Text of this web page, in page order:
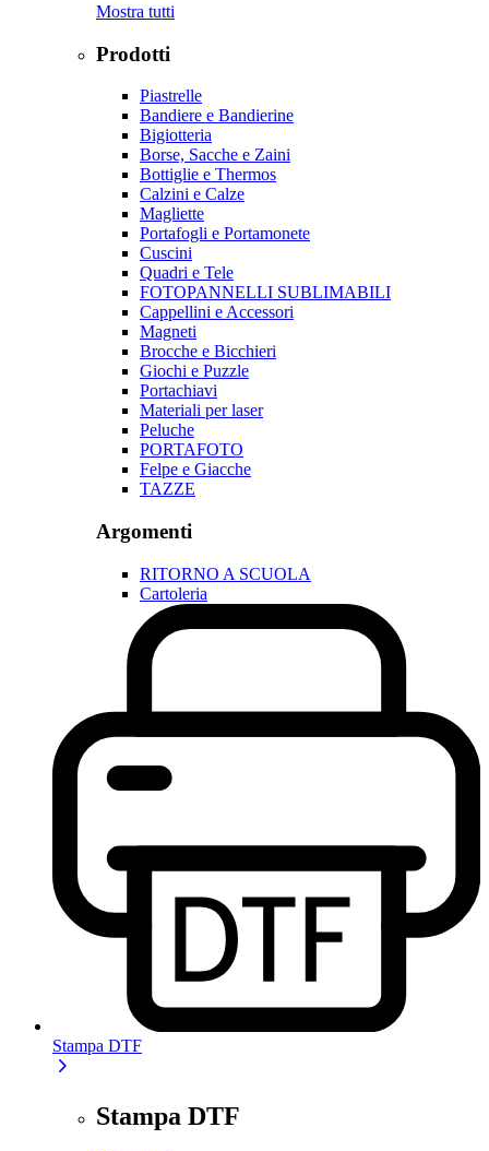
Mostra tutti
Prodotti
Piastrelle
Bandiere e Bandierine
Bigiotteria
Borse, Sacche e Zaini
Bottiglie e Thermos
Calzini e Calze
Magliette
Portafogli e Portamonete
Cuscini
Quadri e Tele
FOTOPANNELLI SUBLIMABILI
Cappellini e Accessori
Magneti
Brocche e Bicchieri
Giochi e Puzzle
Portachiavi
Materiali per laser
Peluche
PORTAFOTO
Felpe e Giacche
TAZZE
Argomenti
RITORNO A SCUOLA
Cartoleria
Stampa DTF
Stampa DTF